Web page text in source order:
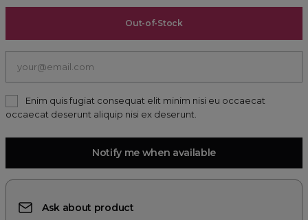
Out-of-Stock
Enim quis fugiat consequat elit minim nisi eu occaecat
occaecat deserunt aliquip nisi ex deserunt.
Notify me when available
Ask about product